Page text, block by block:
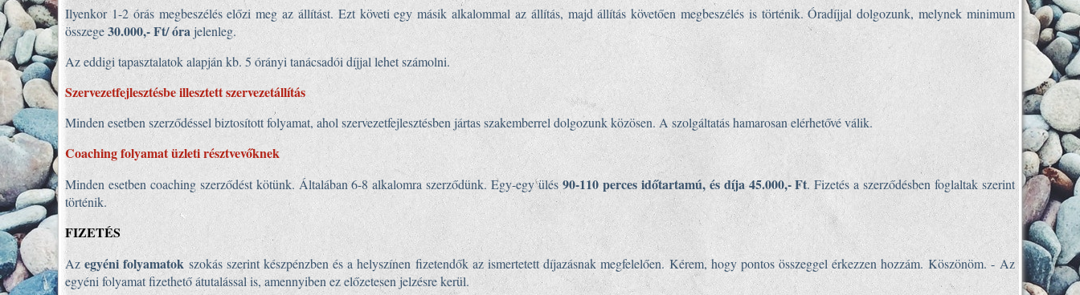
Ilyenkor 1-2 órás megbeszélés előzi meg az állítást. Ezt követi egy másik alkalommal az állítás, majd állítás követően megbeszélés is történik. Óradíjjal dolgozunk, melynek minimum
összege30.000,- Ft/ órajelenleg.
Az eddigi tapasztalatok alapján kb. 5 órányi tanácsadói díjjal lehet számolni.
Szervezetfejlesztésbe illesztett szervezetállítás
Minden esetben szerződéssel biztosított folyamat, ahol szervezetfejlesztésben jártas szakemberrel dolgozunk közösen. A szolgáltatás hamarosan elérhetővé válik.
Coaching folyamat üzleti résztvevőknek
Minden esetben coaching szerződést kötünk. Általában 6-8 alkalomra szerződünk. Egy-egy ülés90-110 perces időtartamú, és díja 45.000,- Ft. Fizetés a szerződésben foglaltak szerint
történik.
FIZETÉS
Azegyéni folyamatokszokás szerint készpénzben és a helyszínen fizetendők az ismertetett díjazásnak megfelelően. Kérem, hogy pontos összeggel érkezzen hozzám. Köszönöm. - Az
egyéni folyamat fizethető átutalással is, amennyiben ez előzetesen jelzésre kerül.